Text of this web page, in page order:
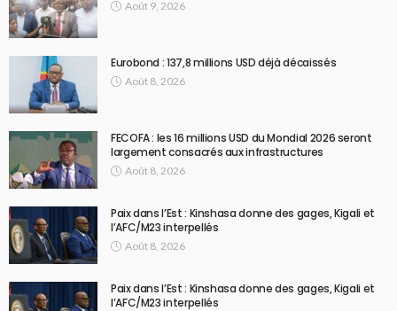
Août 9, 2026
Eurobond : 137,8 millions USD déjà décaissés
Août 8, 2026
FECOFA : les 16 millions USD du Mondial 2026 seront
largement consacrés aux infrastructures
Août 8, 2026
Paix dans l’Est : Kinshasa donne des gages, Kigali et
l’AFC/M23 interpellés
Août 8, 2026
Paix dans l’Est : Kinshasa donne des gages, Kigali et
l’AFC/M23 interpellés